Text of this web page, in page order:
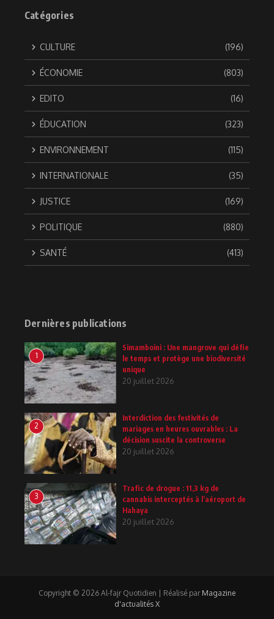
Catégories
CULTURE (196)
ÉCONOMIE (803)
EDITO (16)
ÉDUCATION (323)
ENVIRONNEMENT (115)
INTERNATIONALE (35)
JUSTICE (169)
POLITIQUE (880)
SANTÉ (413)
Dernières publications
1
Simamboini : Une mangrove qui défie
le temps et protège une biodiversité
unique
20 juillet 2026
2
Interdiction des festivités de
mariages en heures ouvrables : La
décision suscite la controverse
20 juillet 2026
3
Trafic de drogue : 11,3 kg de
cannabis interceptés à l’aéroport de
Hahaya
20 juillet 2026
Copyright © 2026 Al-fajr Quotidien | Réalisé par Magazine
d'actualités X